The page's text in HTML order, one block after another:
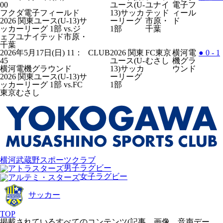
00
フクダ電子フィールド
2026 関東ユース(U-13)サ
ッカーリーグ 1部 vs.ジ
ェフユナイテッド市原・
千葉
ユース(U-
13)サッカ
ーリーグ
1部
ユナイ
テッド
市原・
千葉
電子フ
ィール
ド
2026年5月17日(日) 11：
45
横河電機グラウンド
2026 関東ユース(U-13)サ
ッカーリーグ 1部 vs.FC
東京むさし
CLUB2026 関東
ユース(U-
13)サッカ
ーリーグ
1部
FC東京
むさし
横河電
機グラ
ウンド
● 0 - 1
横河武蔵野スポーツクラブ
男子ラグビー
女子ラグビー
サッカー
TOP